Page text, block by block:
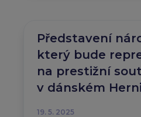
Představení
který bude
na prestižní
v dánském
19. 5. 2025